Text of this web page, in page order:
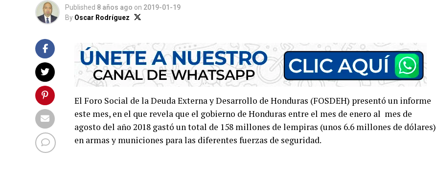
Published 8 años ago on 2019-01-19
By Oscar Rodríguez
El Foro Social de la Deuda Externa y Desarrollo de Honduras (FOSDEH) presentó un informe
este mes, en el que revela que el gobierno de Honduras entre el mes de enero al mes de
agosto del año 2018 gastó un total de 158 millones de lempiras (unos 6.6 millones de dólares)
en armas y municiones para las diferentes fuerzas de seguridad.